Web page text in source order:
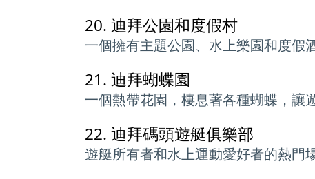
20. 迪拜公園和度假村
一個擁有主題公園、水上樂園和度假
21. 迪拜蝴蝶園
一個熱帶花園，棲息著各種蝴蝶，讓
22. 迪拜碼頭遊艇俱樂部
遊艇所有者和水上運動愛好者的熱門